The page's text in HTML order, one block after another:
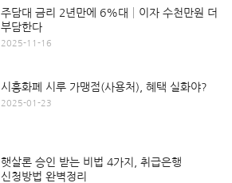
주담대 금리 2년만에 6%대│이자 수천만원 더
부담한다
2025-11-16
시흥화폐 시루 가맹점(사용처), 혜택 실화야?
2025-01-23
햇살론 승인 받는 비법 4가지, 취급은행
신청방법 완벽정리